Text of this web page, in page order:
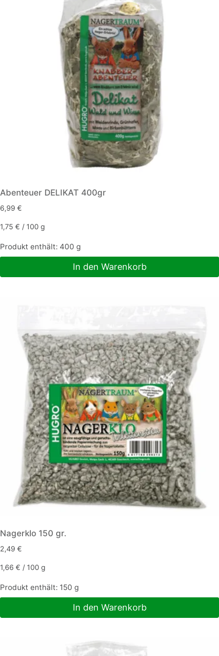
Abenteuer DELIKAT 400gr
6,99 €
1,75 € / 100 g
Produkt enthält: 400 g
In den Warenkorb
Nagerklo 150 gr.
2,49 €
1,66 € / 100 g
Produkt enthält: 150 g
In den Warenkorb